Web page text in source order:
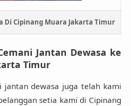
Di Cipinang Muara Jakarta Timur
Jantan Dewasa ke
Timur
jantan dewasa juga telah kami
setia kami di Cipinang